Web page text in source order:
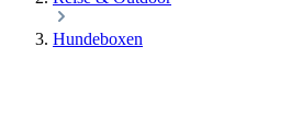
Hundeboxen